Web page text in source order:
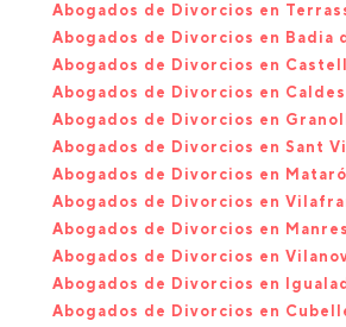
Abogados de Divorcios en
Abogados de Divorcios en Badia
Abogados de Divorcios en
Abogados de Divorcios en
Abogados de Divorcios en
Abogados de Divorcios en Sant
Abogados de Divorcios en Mataró
Abogados de Divorcios en
Abogados de Divorcios en
Abogados de Divorcios en
Abogados de Divorcios en
Abogados de Divorcios en